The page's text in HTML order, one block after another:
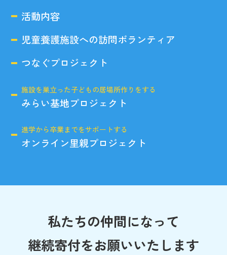
活動内容
児童養護施設への訪問ボランティア
つなぐプロジェクト
施設を巣立った子どもの居場所作りをする
みらい基地プロジェクト
進学から卒業までをサポートする
オンライン里親プロジェクト
私たちの仲間になって
継続寄付をお願いいたします